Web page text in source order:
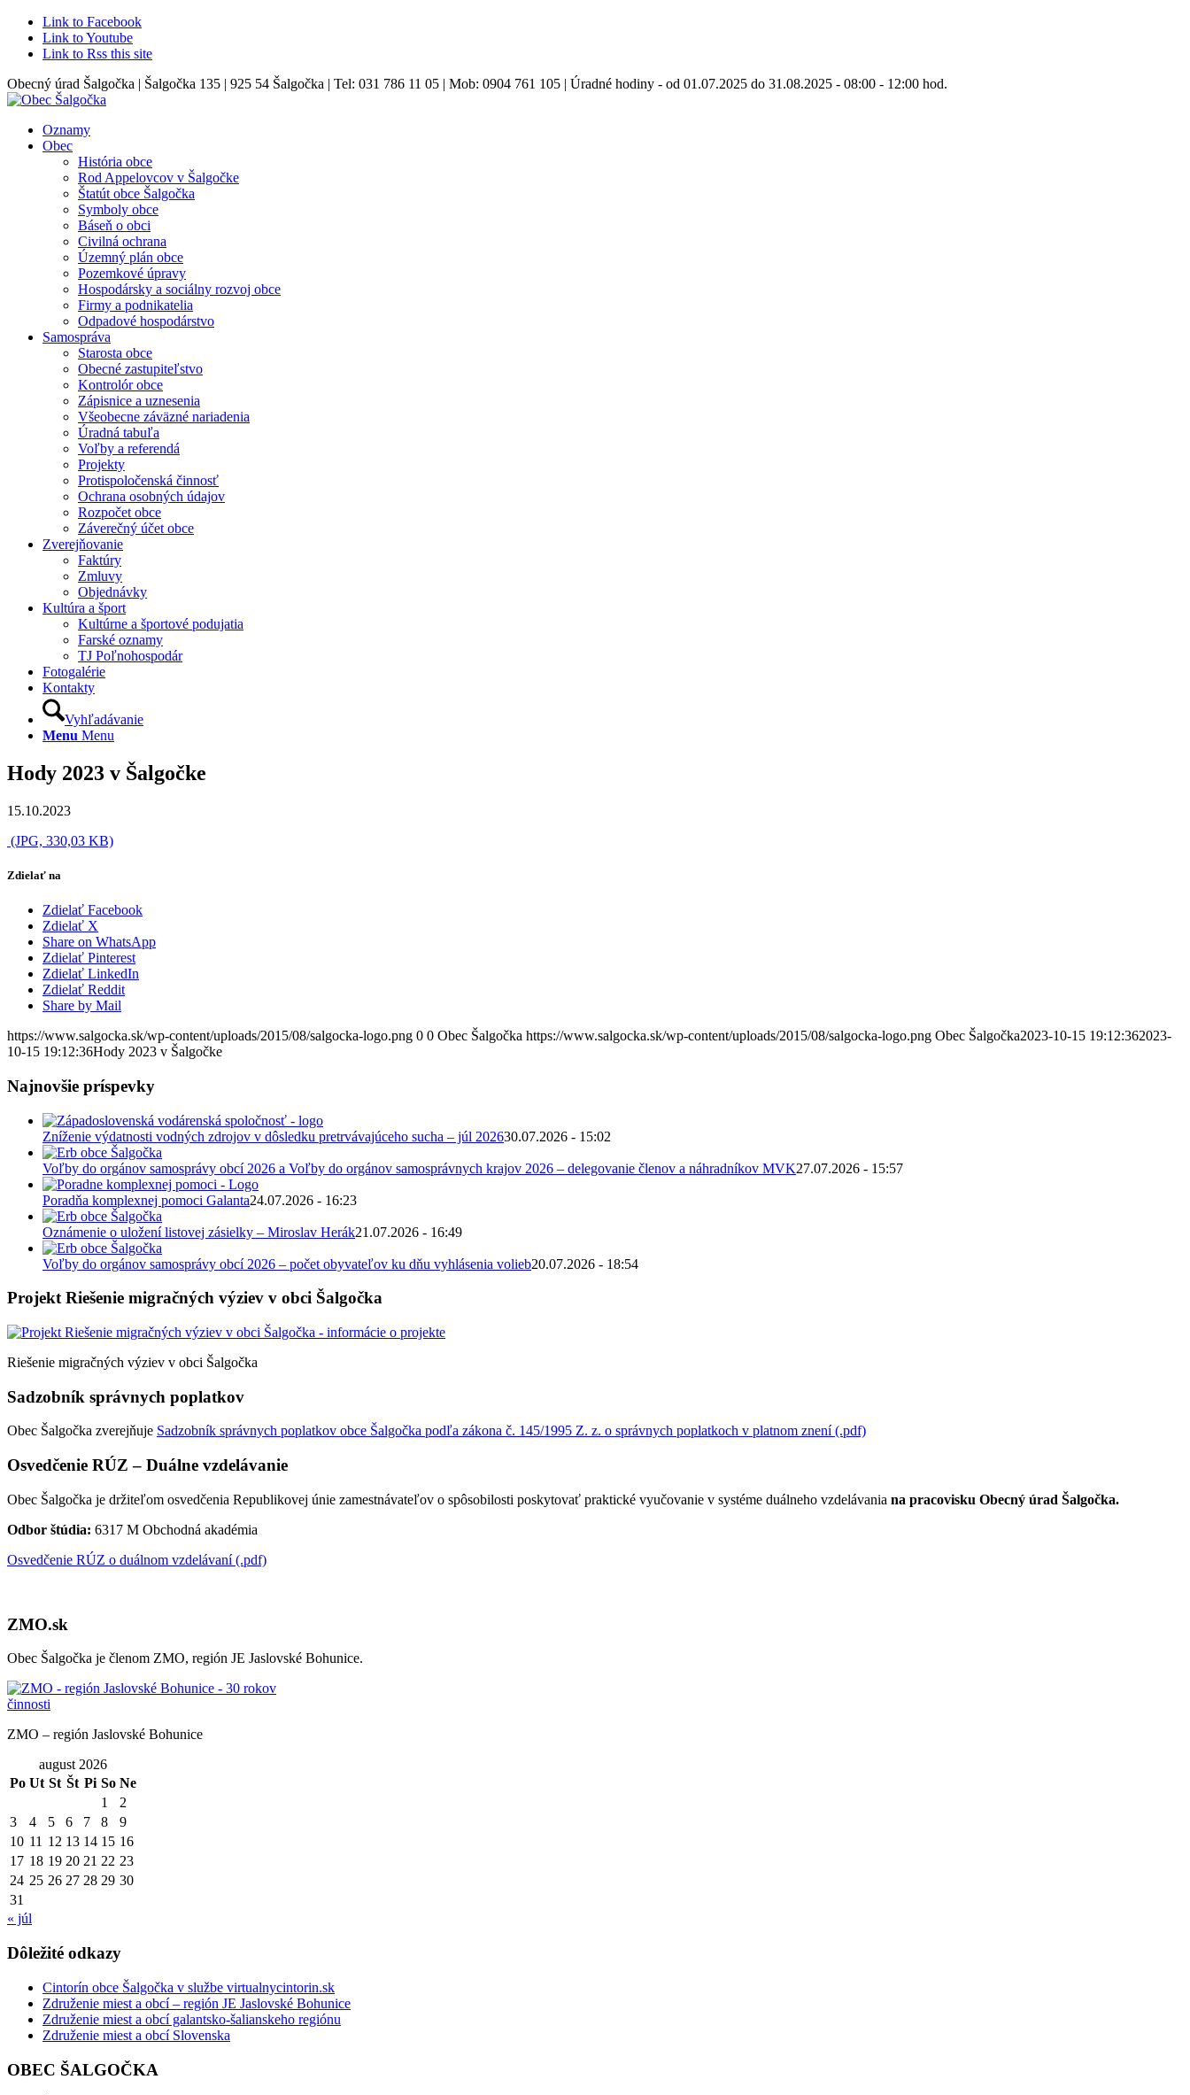
Link to Facebook
Link to Youtube
Link to Rss this site
Obecný úrad Šalgočka | Šalgočka 135 | 925 54 Šalgočka | Tel: 031 786 11 05 | Mob: 0904 761 105 | Úradné hodiny - od 01.07.2025 do 31.08.2025 - 08:00 - 12:00 hod.
Oznamy
Obec
História obce
Rod Appelovcov v Šalgočke
Štatút obce Šalgočka
Symboly obce
Báseň o obci
Civilná ochrana
Územný plán obce
Pozemkové úpravy
Hospodársky a sociálny rozvoj obce
Firmy a podnikatelia
Odpadové hospodárstvo
Samospráva
Starosta obce
Obecné zastupiteľstvo
Kontrolór obce
Zápisnice a uznesenia
Všeobecne záväzné nariadenia
Úradná tabuľa
Voľby a referendá
Projekty
Protispoločenská činnosť
Ochrana osobných údajov
Rozpočet obce
Záverečný účet obce
Zverejňovanie
Faktúry
Zmluvy
Objednávky
Kultúra a šport
Kultúrne a športové podujatia
Farské oznamy
TJ Poľnohospodár
Fotogalérie
Kontakty
Vyhľadávanie
Menu Menu
Hody 2023 v Šalgočke
15.10.2023
(JPG, 330,03 KB)
Zdielať na
Zdielať Facebook
Zdielať X
Share on WhatsApp
Zdielať Pinterest
Zdielať LinkedIn
Zdielať Reddit
Share by Mail
https://www.salgocka.sk/wp-content/uploads/2015/08/salgocka-logo.png 0 0 Obec Šalgočka https://www.salgocka.sk/wp-content/uploads/2015/08/salgocka-logo.png Obec Šalgočka2023-10-15 19:12:362023-
10-15 19:12:36Hody 2023 v Šalgočke
Najnovšie príspevky
Zníženie výdatnosti vodných zdrojov v dôsledku pretrvávajúceho sucha – júl 202630.07.2026 - 15:02
Voľby do orgánov samosprávy obcí 2026 a Voľby do orgánov samosprávnych krajov 2026 – delegovanie členov a náhradníkov MVK27.07.2026 - 15:57
Poradňa komplexnej pomoci Galanta24.07.2026 - 16:23
Oznámenie o uložení listovej zásielky – Miroslav Herák21.07.2026 - 16:49
Voľby do orgánov samosprávy obcí 2026 – počet obyvateľov ku dňu vyhlásenia volieb20.07.2026 - 18:54
Projekt Riešenie migračných výziev v obci Šalgočka
Riešenie migračných výziev v obci Šalgočka
Sadzobník správnych poplatkov
Obec Šalgočka zverejňuje Sadzobník správnych poplatkov obce Šalgočka podľa zákona č. 145/1995 Z. z. o správnych poplatkoch v platnom znení (.pdf)
Osvedčenie RÚZ – Duálne vzdelávanie
Obec Šalgočka je držiteľom osvedčenia Republikovej únie zamestnávateľov o spôsobilosti poskytovať praktické vyučovanie v systéme duálneho vzdelávania na pracovisku Obecný úrad Šalgočka.
Odbor štúdia: 6317 M Obchodná akadémia
Osvedčenie RÚZ o duálnom vzdelávaní (.pdf)
ZMO.sk
Obec Šalgočka je členom ZMO, región JE Jaslovské Bohunice.
ZMO – región Jaslovské Bohunice
august 2026
Po Ut St Št Pi So Ne
1
2
3
4 5 6 7 8
9
10 11 12 13 14 15 16
17 18 19 20 21 22 23
24 25 26 27 28 29 30
31
« júl
Dôležité odkazy
Cintorín obce Šalgočka v službe virtualnycintorin.sk
Združenie miest a obcí – región JE Jaslovské Bohunice
Združenie miest a obcí galantsko-šalianskeho regiónu
Združenie miest a obcí Slovenska
OBEC ŠALGOČKA